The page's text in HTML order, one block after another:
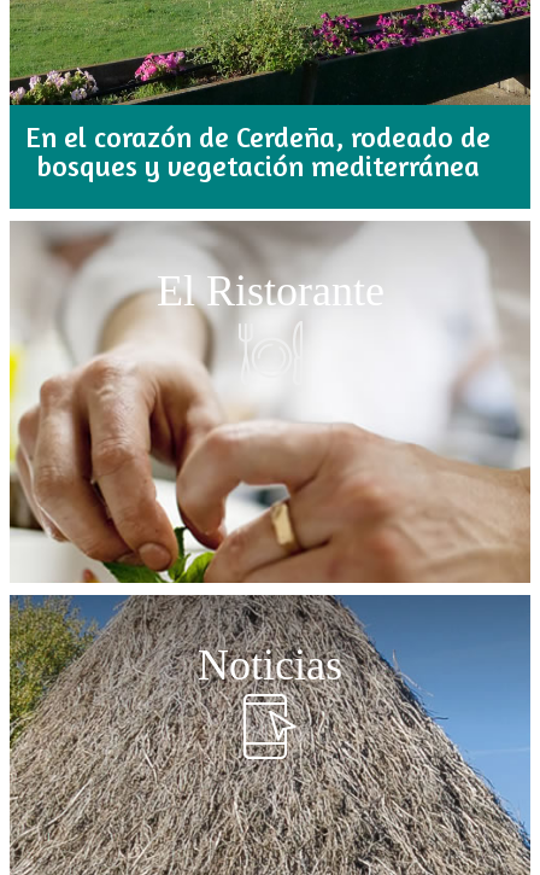
En el corazón de Cerdeña, rodeado de
bosques y vegetación mediterránea
El Ristorante
Noticias